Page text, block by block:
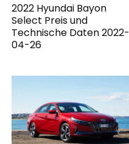
2022 Hyundai Bayon
Select Preis und
Technische Daten 2022-
04-26